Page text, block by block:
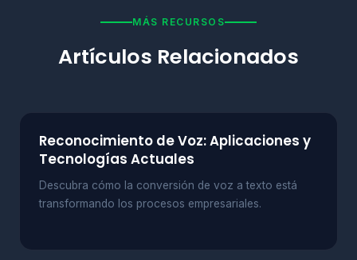
MÁS RECURSOS
Artículos Relacionados
Reconocimiento de Voz: Aplicaciones y
Tecnologías Actuales
Descubra cómo la conversión de voz a texto está
transformando los procesos empresariales.